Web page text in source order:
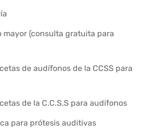
mayor (consulta gratuita para
de audífonos de la CCSS para
de la C.C.S.S para audífonos
para prótesis auditivas